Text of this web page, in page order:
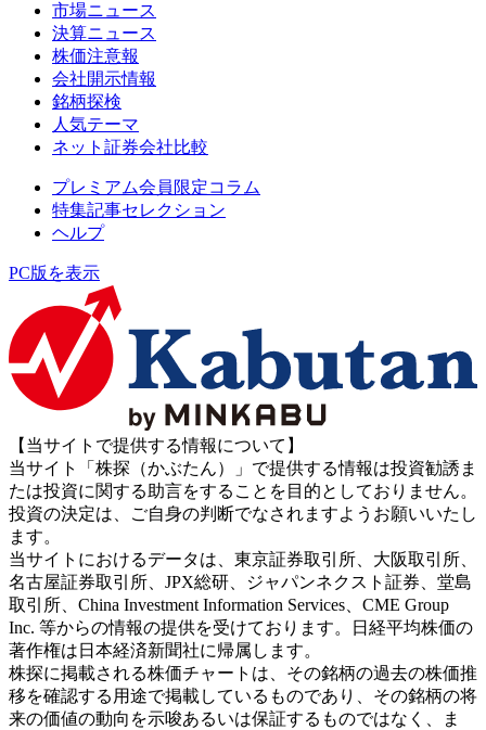
市場ニュース
決算ニュース
株価注意報
会社開示情報
銘柄探検
人気テーマ
ネット証券会社比較
プレミアム会員限定コラム
特集記事セレクション
ヘルプ
PC版を表示
【当サイトで提供する情報について】
当サイト「株探（かぶたん）」で提供する情報は投資勧誘ま
たは投資に関する助言をすることを目的としておりません。
投資の決定は、ご自身の判断でなされますようお願いいたし
ます。
当サイトにおけるデータは、東京証券取引所、大阪取引所、
名古屋証券取引所、JPX総研、ジャパンネクスト証券、堂島
取引所、China Investment Information Services、CME Group
Inc. 等からの情報の提供を受けております。日経平均株価の
著作権は日本経済新聞社に帰属します。
株探に掲載される株価チャートは、その銘柄の過去の株価推
移を確認する用途で掲載しているものであり、その銘柄の将
来の価値の動向を示唆あるいは保証するものではなく、ま